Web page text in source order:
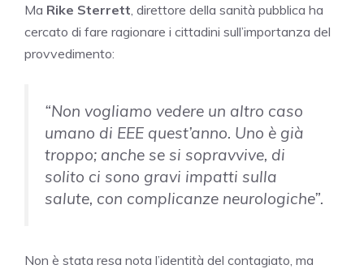
Ma Rike Sterrett , direttore della sanità pubblica ha
cercato di fare ragionare i cittadini sull’importanza del
provvedimento:
“Non vogliamo vedere un altro caso
umano di EEE quest’anno. Uno è già
troppo; anche se si sopravvive, di
solito ci sono gravi impatti sulla
salute, con complicanze neurologiche”.
Non è stata resa nota l’identità del contagiato, ma